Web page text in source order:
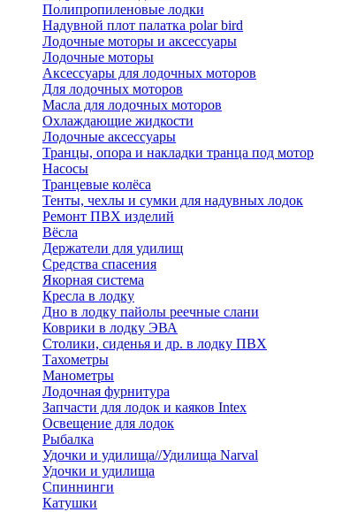
Полипропиленовые лодки
Надувной плот палатка polar bird
Лодочные моторы и аксессуары
Лодочные моторы
Аксессуары для лодочных моторов
Для лодочных моторов
Масла для лодочных моторов
Охлаждающие жидкости
Лодочные аксессуары
Транцы, опора и накладки транца под мотор
Насосы
Транцевые колёса
Тенты, чехлы и сумки для надувных лодок
Ремонт ПВХ изделий
Вёсла
Держатели для удилищ
Средства спасения
Якорная система
Кресла в лодку
Дно в лодку пайолы реечные слани
Коврики в лодку ЭВА
Столики, сиденья и др. в лодку ПВХ
Тахометры
Манометры
Лодочная фурнитура
Запчасти для лодок и каяков Intex
Освещение для лодок
Рыбалка
Удочки и удилища//Удилища Narval
Удочки и удилища
Спиннинги
Катушки